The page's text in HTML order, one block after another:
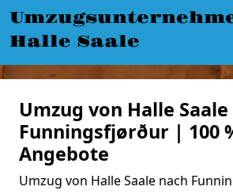
Halle Saale
Umzug von Halle
Funningsfjørður | 100
Angebote
Umzug von Halle Saale nach